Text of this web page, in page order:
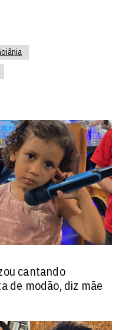
cantando
de modão, diz mãe